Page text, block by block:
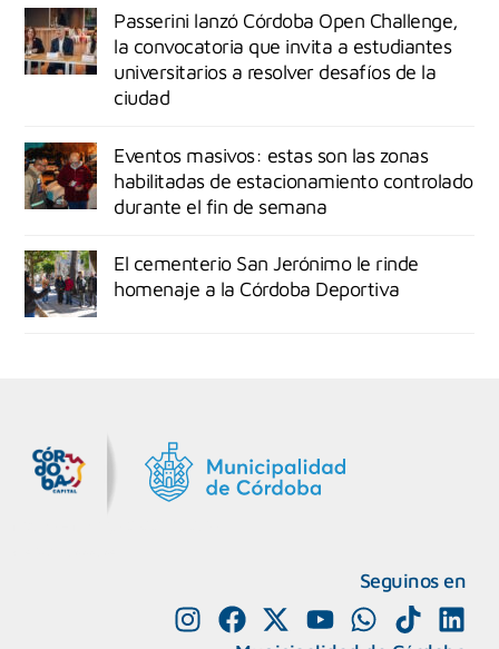
Passerini lanzó Córdoba Open Challenge,
la convocatoria que invita a estudiantes
universitarios a resolver desafíos de la
ciudad
Eventos masivos: estas son las zonas
habilitadas de estacionamiento controlado
durante el fin de semana
El cementerio San Jerónimo le rinde
homenaje a la Córdoba Deportiva
Seguinos en